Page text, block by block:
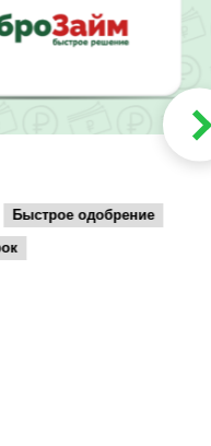
Быстрое одобрение